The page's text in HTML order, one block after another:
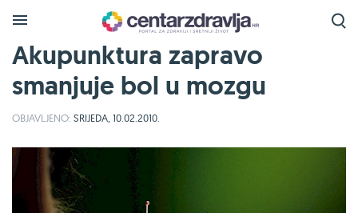
Akupunktura zapravo
smanjuje bol u mozgu
OBJAVLJENO: SRIJEDA, 10.02.2010.